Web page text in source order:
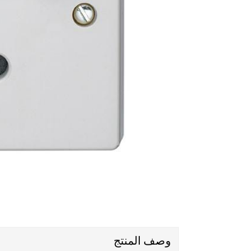
وصف المنتج